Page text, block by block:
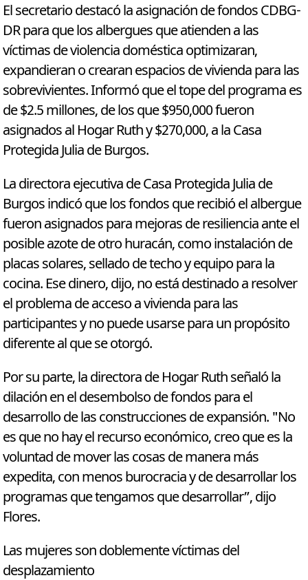
El secretario destacó la asignación de fondos CDBG-
DR para que los albergues que atienden a las
víctimas de violencia doméstica optimizaran,
expandieran o crearan espacios de vivienda para las
sobrevivientes. Informó que el tope del programa es
de $2.5 millones, de los que $950,000 fueron
asignados al Hogar Ruth y $270,000, a la Casa
Protegida Julia de Burgos.
La directora ejecutiva de Casa Protegida Julia de
Burgos indicó que los fondos que recibió el albergue
fueron asignados para mejoras de resiliencia ante el
posible azote de otro huracán, como instalación de
placas solares, sellado de techo y equipo para la
cocina. Ese dinero, dijo, no está destinado a resolver
el problema de acceso a vivienda para las
participantes y no puede usarse para un propósito
diferente al que se otorgó.
Por su parte, la directora de Hogar Ruth señaló la
dilación en el desembolso de fondos para el
desarrollo de las construcciones de expansión. "No
es que no hay el recurso económico, creo que es la
voluntad de mover las cosas de manera más
expedita, con menos burocracia y de desarrollar los
programas que tengamos que desarrollar”, dijo
Flores.
Las mujeres son doblemente víctimas del
desplazamiento